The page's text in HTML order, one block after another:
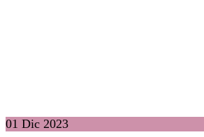
01 Dic 2023